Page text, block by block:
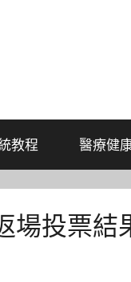
教程 醫療健
場投票